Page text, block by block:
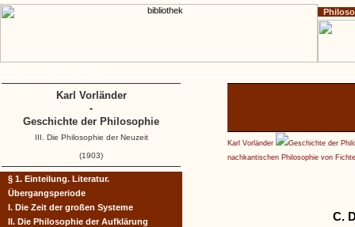
Karl Vorländer
Geschichte der
nachkantischen Philosophie von
C.
§ 1. Einteilung. Literatur.
Übergangsperiode
I. Die Zeit der großen Systeme
II. Die Philosophie der Aufklärung
Karl Vorländer
-
Geschichte der Philosophie
III. Die Philosophie der Neuzeit
(1903)